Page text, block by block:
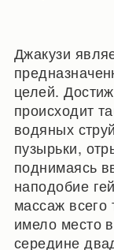
Джакузи
целей.
происходит
водяных
пузырьки,
поднимаясь
наподобие
массаж всего
имело место
середине